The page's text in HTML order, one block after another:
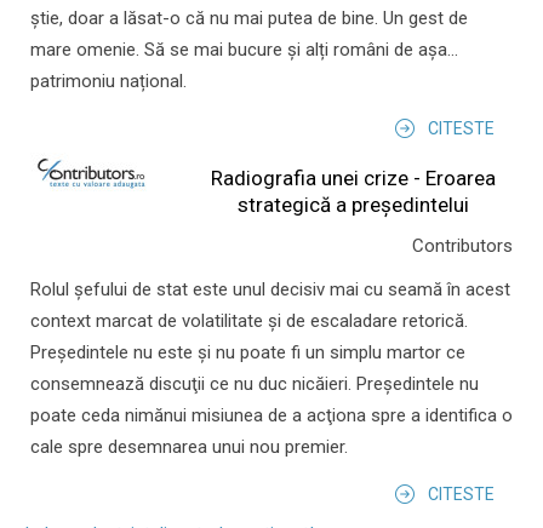
știe, doar a lăsat-o că nu mai putea de bine. Un gest de
mare omenie. Să se mai bucure și alți români de așa...
patrimoniu național.
CITESTE
Radiografia unei crize - Eroarea
strategică a președintelui
Contributors
Rolul şefului de stat este unul decisiv mai cu seamă în acest
context marcat de volatilitate şi de escaladare retorică.
Preşedintele nu este şi nu poate fi un simplu martor ce
consemnează discuţii ce nu duc nicăieri. Preşedintele nu
poate ceda nimănui misiunea de a acţiona spre a identifica o
cale spre desemnarea unui nou premier.
CITESTE